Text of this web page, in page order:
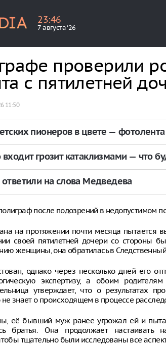
23:46
7 августа ‘26
проверили
с пятилетней
11:50
пионеров в цвете — фотолента
грозит катаклизмами — что
ответили на слова Медведева
после подозрений в недопустимом
на протяжении почти месяца пытается
своей пятилетней дочери со стороны
женщины, она обратилась в Следственный
однако через несколько дней его
экспертизу, а обоим
утверждает, что о результатах
не знает о происходящем в процессе
её бывший муж ранее угрожал ей и
братья. Она продолжает
тщательно были исследованы все